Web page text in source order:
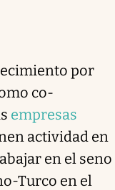
por
co-
empresas
actividad en
en el seno
Turco en el